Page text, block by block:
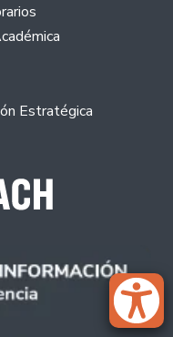
Estratégica